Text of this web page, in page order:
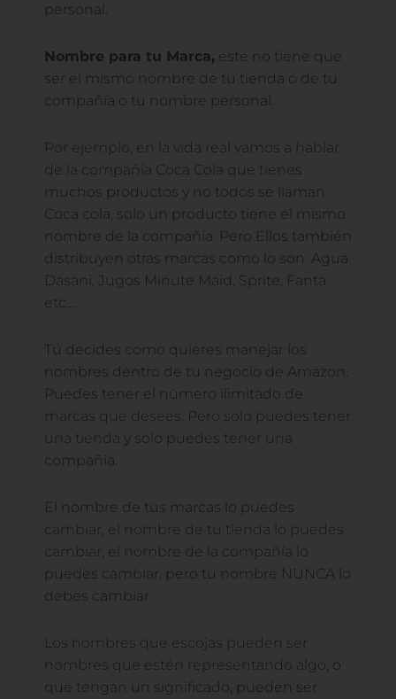
personal.
Nombre para tu Marca, este no tiene que
ser el mismo nombre de tu tienda o de tu
compañía o tu nombre personal.
Por ejemplo, en la vida real vamos a hablar
de la compañía Coca Cola que tienes
muchos productos y no todos se llaman
Coca cola, solo un producto tiene el mismo
nombre de la compañía. Pero Ellos también
distribuyen otras marcas como lo son: Agua
Dasani, Jugos Minute Maid, Sprite, Fanta
etc.…
Tú decides como quieres manejar los
nombres dentro de tu negocio de Amazon.
Puedes tener el número ilimitado de
marcas que desees. Pero solo puedes tener
una tienda y solo puedes tener una
compañía.
El nombre de tus marcas lo puedes
cambiar, el nombre de tu tienda lo puedes
cambiar, el nombre de la compañía lo
puedes cambiar, pero tu nombre NUNCA lo
debes cambiar.
Los nombres que escojas pueden ser
nombres que estén representando algo, o
que tengan un significado, pueden ser